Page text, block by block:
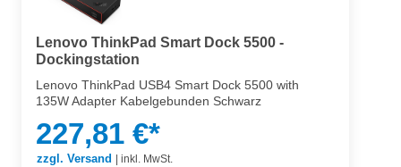
Lenovo ThinkPad Smart Dock 5500 -
Dockingstation
Lenovo ThinkPad USB4 Smart Dock 5500 with
135W Adapter Kabelgebunden Schwarz
227,81 €*
zzgl. Versand inkl. MwSt.